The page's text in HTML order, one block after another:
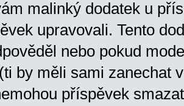
malinký dodatek u
upravovali. Tento
nebo pokud
by měli sami zanechat
příspěvek